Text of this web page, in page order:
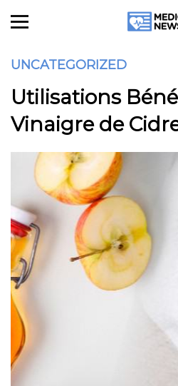
UNCATEGORIZED
Utilisations
Vinaigre de